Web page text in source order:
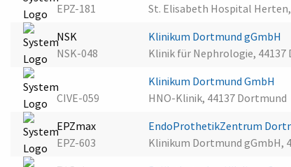
EPZ-181
St. Elisabeth Hospital
NSK
NSK-048
Klinikum Dortmund gGmbH
Klinik für Nephrologie, 44137
CIVE-059
Klinikum Dortmund GmbH
HNO-Klinik, 44137 Dortmund
EPZmax
EPZ-603
EndoProthetikZentrum
Klinikum Dortmund gGmbH,